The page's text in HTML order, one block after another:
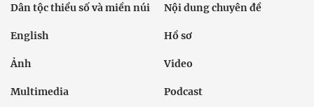
Dân tộc thiểu số và miền núi Nội dung chuyên đề
English Hồ sơ
Ảnh Video
Multimedia Podcast